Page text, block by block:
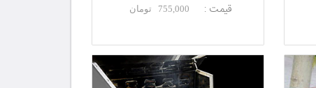
قیمت : 755,000 تومان